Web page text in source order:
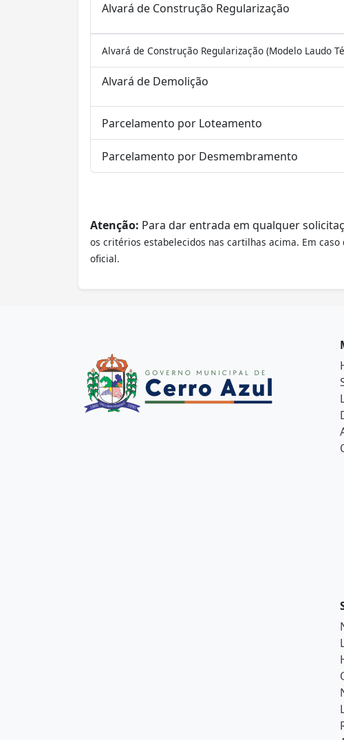
Alvará de Construção Regularização
Alvará de Construção Regularização (Modelo Laudo
Alvará de Demolição
Parcelamento por Loteamento
Parcelamento por Desmembramento
Atenção: Para dar entrada em qualquer
os critérios estabelecidos nas cartilhas acima. Em
oficial.